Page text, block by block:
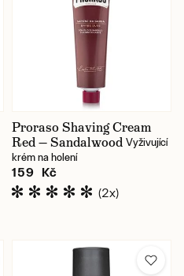
Proraso Shaving Cream
Red — Sandalwood Vyživující
krém na holení
159 Kč
(2x)